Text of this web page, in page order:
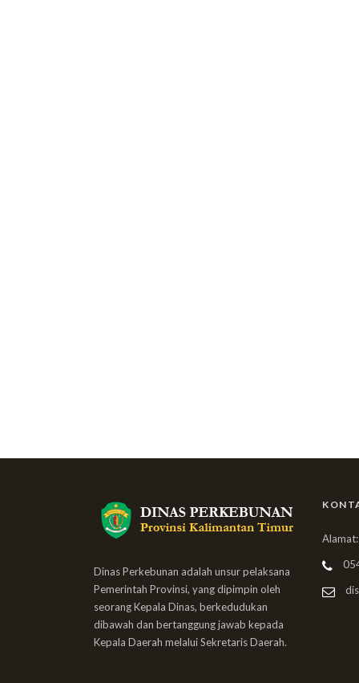
Dinas Perkebunan adalah unsur pelaksana
Pemerintah Provinsi, yang dipimpin oleh
seorang Kepala Dinas, berkedudukan
dibawah dan bertanggung jawab kepada
Kepala Daerah melalui Sekretaris Daerah.